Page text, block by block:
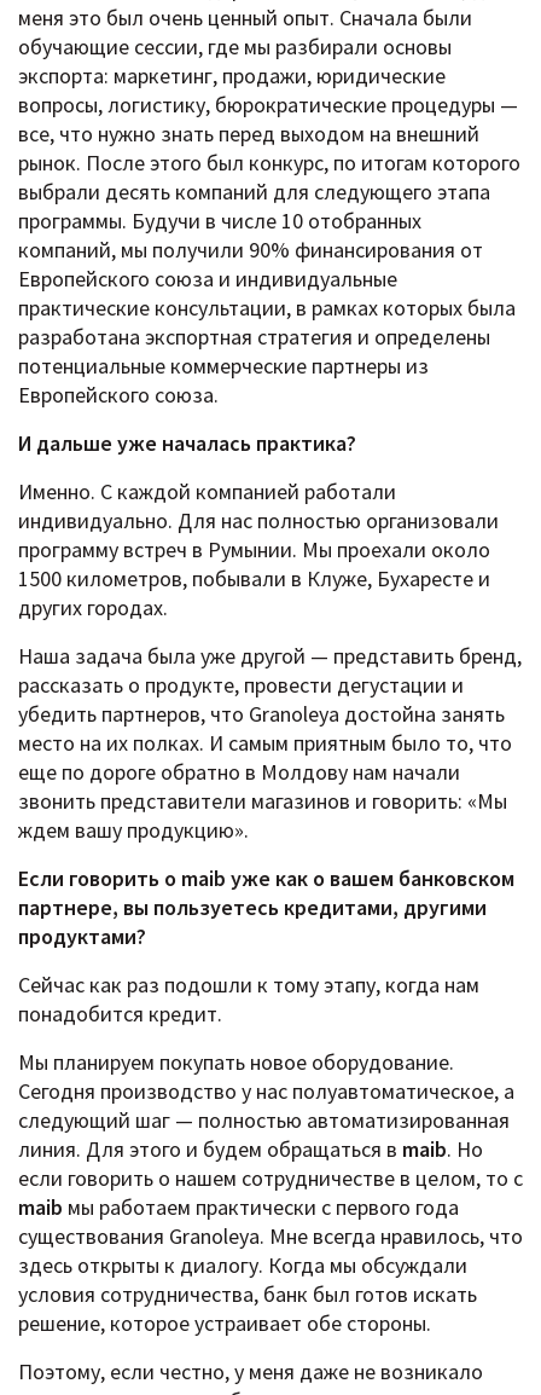
меня это был очень ценный опыт. Сначала были
обучающие сессии, где мы разбирали основы
экспорта: маркетинг, продажи, юридические
вопросы, логистику, бюрократические процедуры —
все, что нужно знать перед выходом на внешний
рынок. После этого был конкурс, по итогам которого
выбрали десять компаний для следующего этапа
программы. Будучи в числе 10 отобранных
компаний, мы получили 90% финансирования от
Европейского союза и индивидуальные
практические консультации, в рамках которых была
разработана экспортная стратегия и определены
потенциальные коммерческие партнеры из
Европейского союза.
И дальше уже началась практика?
Именно. С каждой компанией работали
индивидуально. Для нас полностью организовали
программу встреч в Румынии. Мы проехали около
1500 километров, побывали в Клуже, Бухаресте и
других городах.
Наша задача была уже другой — представить бренд,
рассказать о продукте, провести дегустации и
убедить партнеров, что Granoleya достойна занять
место на их полках. И самым приятным было то, что
еще по дороге обратно в Молдову нам начали
звонить представители магазинов и говорить: «Мы
ждем вашу продукцию».
Если говорить о maib уже как о вашем банковском
партнере, вы пользуетесь кредитами, другими
продуктами?
Сейчас как раз подошли к тому этапу, когда нам
понадобится кредит.
Мы планируем покупать новое оборудование.
Сегодня производство у нас полуавтоматическое, а
следующий шаг — полностью автоматизированная
линия. Для этого и будем обращаться в maib. Но
если говорить о нашем сотрудничестве в целом, то с
maib мы работаем практически с первого года
существования Granoleya. Мне всегда нравилось, что
здесь открыты к диалогу. Когда мы обсуждали
условия сотрудничества, банк был готов искать
решение, которое устраивает обе стороны.
Поэтому, если честно, у меня даже не возникало